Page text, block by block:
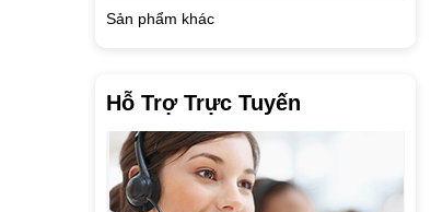
Sản phẩm khác
Hỗ Trợ Trực Tuyến